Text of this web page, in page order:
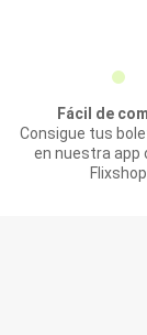
Fácil de
Consigue tus
en nuestra app
Flixshop